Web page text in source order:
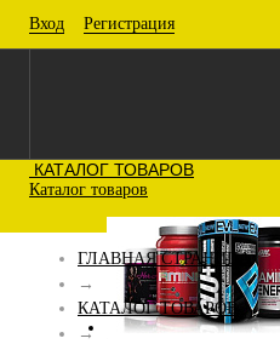
Вход Регистрация
КАТАЛОГ ТОВАРОВ
Каталог товаров
ГЛАВНАЯ СТРАНИЦА
→
КАТАЛОГ ТОВАРОВ
→